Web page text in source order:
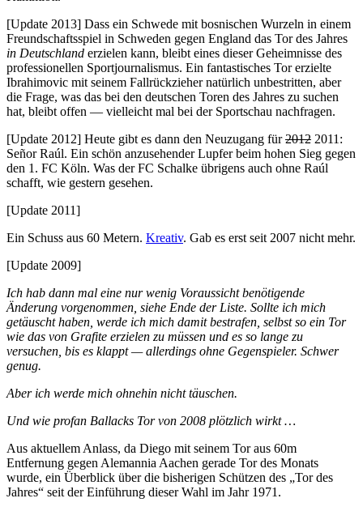
[Update 2013] Dass ein Schwede mit bosnischen Wurzeln in einem
Freundschaftsspiel in Schweden gegen England das Tor des Jahres
in Deutschland erzielen kann, bleibt eines dieser Geheimnisse des
professionellen Sportjournalismus. Ein fantastisches Tor erzielte
Ibrahimovic mit seinem Fallrückzieher natürlich unbestritten, aber
die Frage, was das bei den deutschen Toren des Jahres zu suchen
hat, bleibt offen — vielleicht mal bei der Sportschau nachfragen.
[Update 2012] Heute gibt es dann den Neuzugang für2012 2011:
Señor Raúl. Ein schön anzusehender Lupfer beim hohen Sieg gegen
den 1. FC Köln. Was der FC Schalke übrigens auch ohne Raúl
schafft, wie gestern gesehen.
[Update 2011]
Ein Schuss aus 60 Metern. Kreativ. Gab es erst seit 2007 nicht mehr.
[Update 2009]
Ich hab dann mal eine nur wenig Voraussicht benötigende
Änderung vorgenommen, siehe Ende der Liste. Sollte ich mich
getäuscht haben, werde ich mich damit bestrafen, selbst so ein Tor
wie das von Grafite erzielen zu müssen und es so lange zu
versuchen, bis es klappt — allerdings ohne Gegenspieler. Schwer
genug.
Aber ich werde mich ohnehin nicht täuschen.
Und wie profan Ballacks Tor von 2008 plötzlich wirkt …
Aus aktuellem Anlass, da Diego mit seinem Tor aus 60m
Entfernung gegen Alemannia Aachen gerade Tor des Monats
wurde, ein Überblick über die bisherigen Schützen des „Tor des
Jahres“ seit der Einführung dieser Wahl im Jahr 1971.